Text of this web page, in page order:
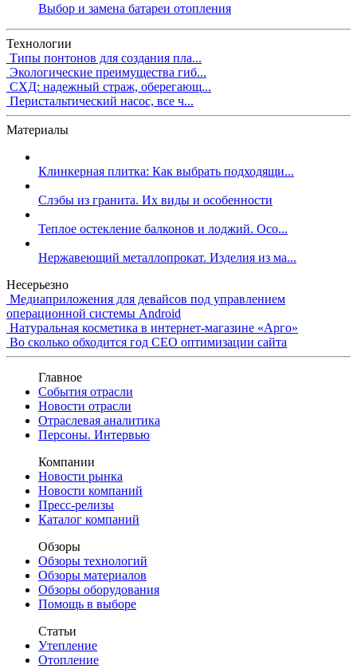
Выбор и замена батареи отопления
Технологии
Типы понтонов для создания пла...
Экологические преимущества гиб...
СХД: надежный страж, оберегающ...
Перистальтический насос, все ч...
Материалы
Клинкерная плитка: Как выбрать подходящи...
Слэбы из гранита. Их виды и особенности
Теплое остекление балконов и лоджий. Осо...
Нержавеющий металлопрокат. Изделия из ма...
Несерьезно
Медиаприложения для девайсов под управлением
операционной системы Android
Натуральная косметика в интернет-магазине «Арго»
Во сколько обходится год СЕО оптимизации сайта
Главное
События отрасли
Новости отрасли
Отраслевая аналитика
Персоны. Интервью
Компании
Новости рынка
Новости компаний
Пресс-релизы
Каталог компаний
Обзоры
Обзоры технологий
Обзоры материалов
Обзоры оборудования
Помощь в выборе
Статьи
Утепление
Отопление